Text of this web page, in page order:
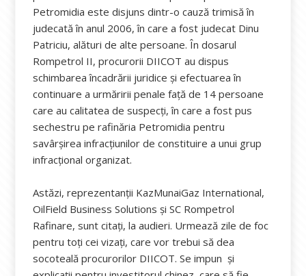
Petromidia este disjuns dintr-o cauză trimisă în
judecată în anul 2006, în care a fost judecat Dinu
Patriciu, alături de alte persoane. În dosarul
Rompetrol II, procurorii DIICOT au dispus
schimbarea încadrării juridice și efectuarea în
continuare a urmăririi penale față de 14 persoane
care au calitatea de suspecți, în care a fost pus
sechestru pe rafinăria Petromidia pentru
savârșirea infracțiunilor de constituire a unui grup
infracțional organizat.
Astăzi, reprezentanţii KazMunaiGaz International,
OilField Business Solutions şi SC Rompetrol
Rafinare, sunt citaţi, la audieri. Urmează zile de foc
pentru toți cei vizați, care vor trebui să dea
socoteală procurorilor DIICOT. Se impun și